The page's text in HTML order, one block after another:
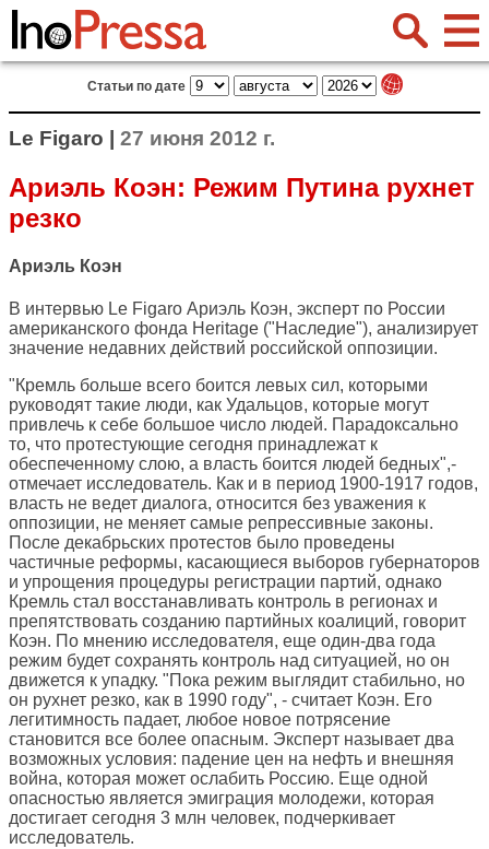
Статьи по дате
Le Figaro | 27 июня 2012 г.
Ариэль Коэн: Режим Путина рухнет
резко
Ариэль Коэн
В интервью Le Figaro Ариэль Коэн, эксперт по России
американского фонда Heritage ("Наследие"), анализирует
значение недавних действий российской оппозиции.
"Кремль больше всего боится левых сил, которыми
руководят такие люди, как Удальцов, которые могут
привлечь к себе большое число людей. Парадоксально
то, что протестующие сегодня принадлежат к
обеспеченному слою, а власть боится людей бедных",-
отмечает исследователь. Как и в период 1900-1917 годов,
власть не ведет диалога, относится без уважения к
оппозиции, не меняет самые репрессивные законы.
После декабрьских протестов было проведены
частичные реформы, касающиеся выборов губернаторов
и упрощения процедуры регистрации партий, однако
Кремль стал восстанавливать контроль в регионах и
препятствовать созданию партийных коалиций, говорит
Коэн. По мнению исследователя, еще один-два года
режим будет сохранять контроль над ситуацией, но он
движется к упадку. "Пока режим выглядит стабильно, но
он рухнет резко, как в 1990 году", - считает Коэн. Его
легитимность падает, любое новое потрясение
становится все более опасным. Эксперт называет два
возможных условия: падение цен на нефть и внешняя
война, которая может ослабить Россию. Еще одной
опасностью является эмиграция молодежи, которая
достигает сегодня 3 млн человек, подчеркивает
исследователь.